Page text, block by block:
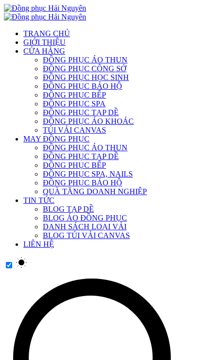
TRANG CHỦ
GIỚI THIỆU
CỬA HÀNG
ĐỒNG PHỤC ÁO THUN
ĐỒNG PHỤC CÔNG SỞ
ĐỒNG PHỤC HỌC SINH
ĐỒNG PHỤC BẢO HỘ
ĐỒNG PHỤC BẾP
ĐỒNG PHỤC SPA
ĐỒNG PHỤC TẠP DỀ
ĐỒNG PHỤC ÁO KHOÁC
TÚI VẢI CANVAS
MAY ĐỒNG PHỤC
ĐỒNG PHỤC ÁO THUN
ĐỒNG PHỤC TẠP DỀ
ĐỒNG PHỤC BẾP
ĐỒNG PHỤC SPA, NAILS
ĐỒNG PHỤC BẢO HỘ
QUÀ TẶNG DOANH NGHIỆP
TIN TỨC
BLOG TẠP DỀ
BLOG ÁO ĐỒNG PHỤC
DANH SÁCH LOẠI VẢI
BLOG TÚI VẢI CANVAS
LIÊN HỆ